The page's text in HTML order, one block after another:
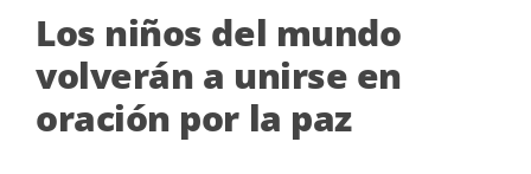
Los niños del mundo
volverán a unirse en
oración por la paz